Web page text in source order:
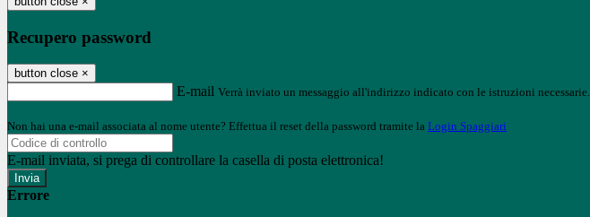
Recupero password
button close ×
E-mail Verrà inviato un messaggio all'indirizzo indicato con le istruzioni necessarie.
Non hai una e-mail associata al nome utente? Effettua il reset della password tramite la Login Spaggiari
E-mail inviata, si prega di controllare la casella di posta elettronica!
Errore